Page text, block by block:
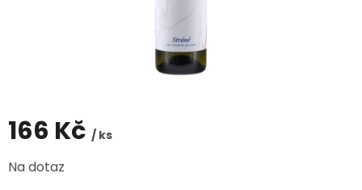
166 Kč / ks
Měrná
cena:
Na dotaz